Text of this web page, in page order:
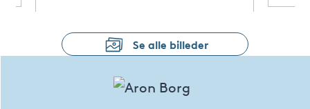
Se alle billeder